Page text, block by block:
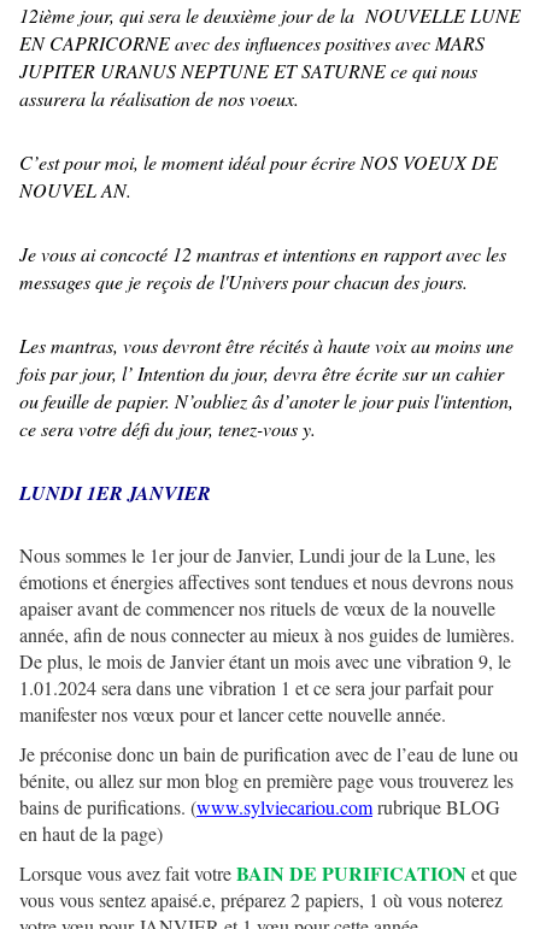
12ième jour, qui sera le deuxième jour de la NOUVELLE LUNE
EN CAPRICORNE avec des influences positives avec MARS
JUPITER URANUS NEPTUNE ET SATURNE ce qui nous
assurera la réalisation de nos voeux.
C’est pour moi, le moment idéal pour écrire NOS VOEUX DE
NOUVEL AN.
Je vous ai concocté 12 mantras et intentions en rapport avec les
messages que je reçois de l'Univers pour chacun des jours.
Les mantras, vous devront être récités à haute voix au moins une
fois par jour, l’ Intention du jour, devra être écrite sur un cahier
ou feuille de papier. N’oubliez âs d’anoter le jour puis l'intention,
ce sera votre défi du jour, tenez-vous y.
LUNDI 1ER JANVIER
Nous sommes le 1er jour de Janvier, Lundi jour de la Lune, les
émotions et énergies affectives sont tendues et nous devrons nous
apaiser avant de commencer nos rituels de vœux de la nouvelle
année, afin de nous connecter au mieux à nos guides de lumières.
De plus, le mois de Janvier étant un mois avec une vibration 9, le
1.01.2024 sera dans une vibration 1 et ce sera jour parfait pour
manifester nos vœux pour et lancer cette nouvelle année.
Je préconise donc un bain de purification avec de l’eau de lune ou
bénite, ou allez sur mon blog en première page vous trouverez les
bains de purifications. (www.sylviecariou.comrubrique BLOG
en haut de la page)
Lorsque vous avez fait votreBAIN DE PURIFICATIONet que
vous vous sentez apaisé.e, préparez 2 papiers, 1 où vous noterez